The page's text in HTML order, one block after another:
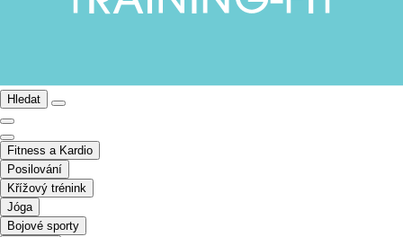
Hledat
Fitness a Kardio
Posilování
Křížový trénink
Jóga
Bojové sporty